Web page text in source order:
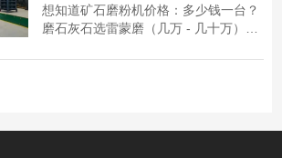
想知道矿石磨粉机价格：多少钱一台？
磨石灰石选雷蒙磨（几万 - 几十万），
万），具体看产能与细度。磨粉机厂家